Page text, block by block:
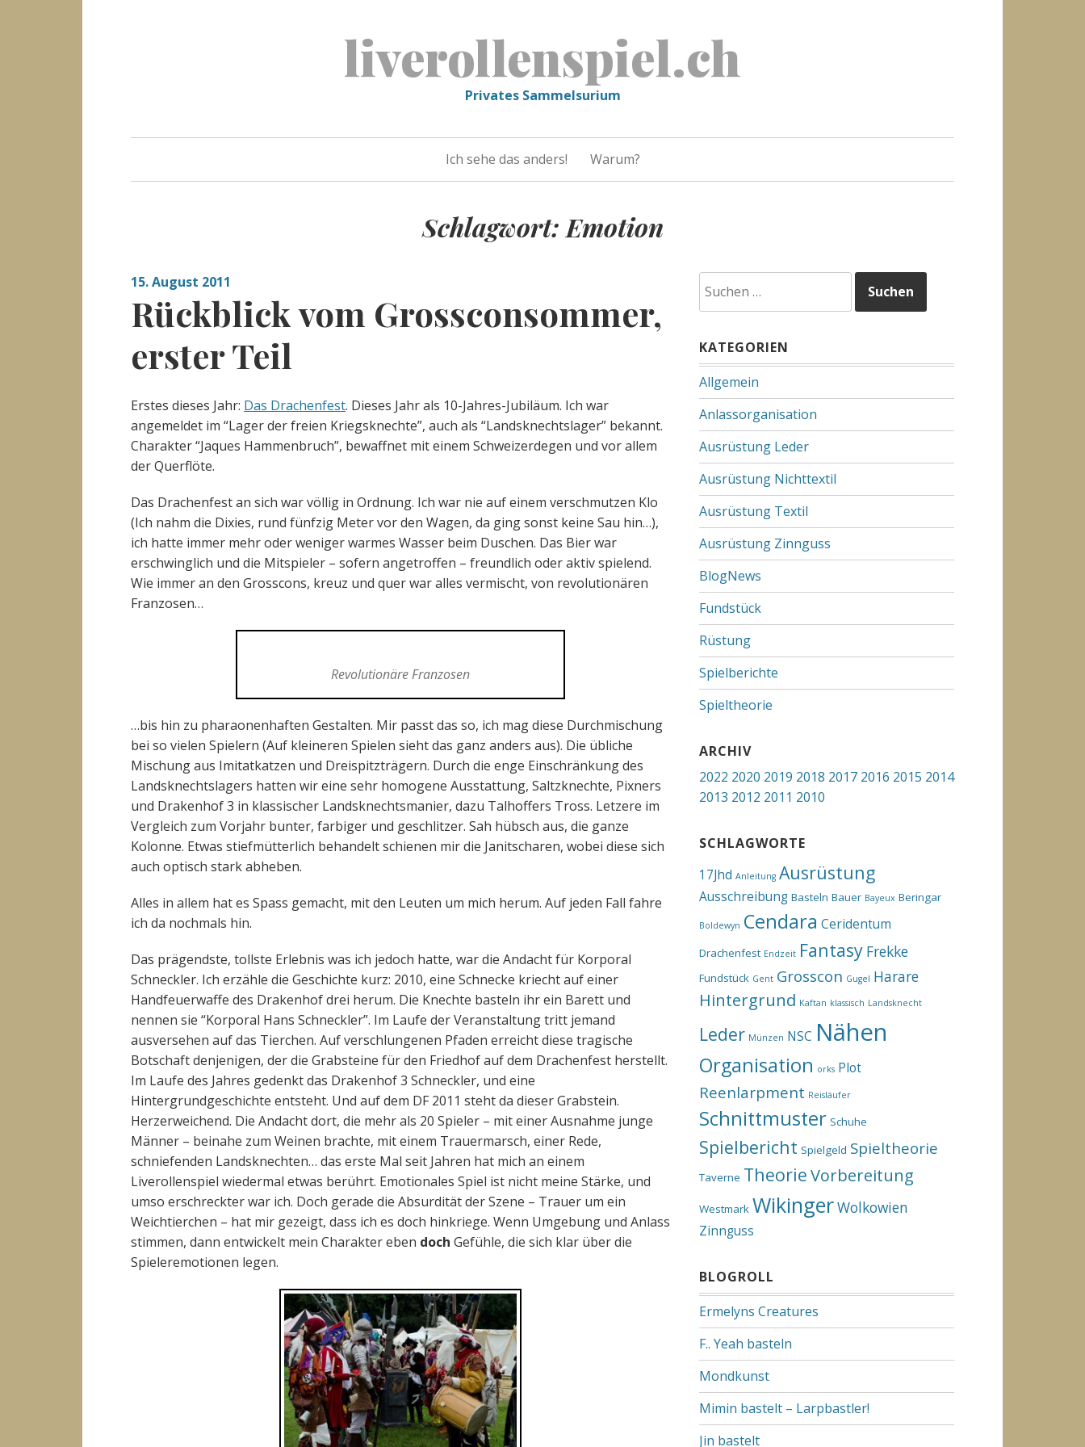
liverollenspiel.ch
Privates Sammelsurium
Ich sehe das anders! Warum?
Schlagwort: Emotion
15. August 2011
Rückblick vom Grossconsommer,
erster Teil
Erstes dieses Jahr: Das Drachenfest. Dieses Jahr als 10-Jahres-Jubiläum. Ich war
angemeldet im “Lager der freien Kriegsknechte”, auch als “Landsknechtslager” bekannt.
Charakter “Jaques Hammenbruch”, bewaffnet mit einem Schweizerdegen und vor allem
der Querflöte.
Das Drachenfest an sich war völlig in Ordnung. Ich war nie auf einem verschmutzen Klo
(Ich nahm die Dixies, rund fünfzig Meter vor den Wagen, da ging sonst keine Sau hin…),
ich hatte immer mehr oder weniger warmes Wasser beim Duschen. Das Bier war
erschwinglich und die Mitspieler – sofern angetroffen – freundlich oder aktiv spielend.
Wie immer an den Grosscons, kreuz und quer war alles vermischt, von revolutionären
Franzosen…
Revolutionäre Franzosen
…bis hin zu pharaonenhaften Gestalten. Mir passt das so, ich mag diese Durchmischung
bei so vielen Spielern (Auf kleineren Spielen sieht das ganz anders aus). Die übliche
Mischung aus Imitatkatzen und Dreispitzträgern. Durch die enge Einschränkung des
Landsknechtslagers hatten wir eine sehr homogene Ausstattung, Saltzknechte, Pixners
und Drakenhof 3 in klassischer Landsknechtsmanier, dazu Talhoffers Tross. Letzere im
Vergleich zum Vorjahr bunter, farbiger und geschlitzer. Sah hübsch aus, die ganze
Kolonne. Etwas stiefmütterlich behandelt schienen mir die Janitscharen, wobei diese sich
auch optisch stark abheben.
Alles in allem hat es Spass gemacht, mit den Leuten um mich herum. Auf jeden Fall fahre
ich da nochmals hin.
Das prägendste, tollste Erlebnis was ich jedoch hatte, war die Andacht für Korporal
Schneckler. Ich erzähle die Geschichte kurz: 2010, eine Schnecke kriecht auf einer
Handfeuerwaffe des Drakenhof drei herum. Die Knechte basteln ihr ein Barett und
nennen sie “Korporal Hans Schneckler”. Im Laufe der Veranstaltung tritt jemand
ausversehen auf das Tierchen. Auf verschlungenen Pfaden erreicht diese tragische
Botschaft denjenigen, der die Grabsteine für den Friedhof auf dem Drachenfest herstellt.
Im Laufe des Jahres gedenkt das Drakenhof 3 Schneckler, und eine
Hintergrundgeschichte entsteht. Und auf dem DF 2011 steht da dieser Grabstein.
Herzerweichend. Die Andacht dort, die mehr als 20 Spieler – mit einer Ausnahme junge
Männer – beinahe zum Weinen brachte, mit einem Trauermarsch, einer Rede,
schniefenden Landsknechten… das erste Mal seit Jahren hat mich an einem
Liverollenspiel wiedermal etwas berührt. Emotionales Spiel ist nicht meine Stärke, und
umso erschreckter war ich. Doch gerade die Absurdität der Szene – Trauer um ein
Weichtierchen – hat mir gezeigt, dass ich es doch hinkriege. Wenn Umgebung und Anlass
stimmen, dann entwickelt mein Charakter eben doch Gefühle, die sich klar über die
Spieleremotionen legen.
nach:
KATEGORIEN
Allgemein
Anlassorganisation
Ausrüstung Leder
Ausrüstung Nichttextil
Ausrüstung Textil
Ausrüstung Zinnguss
BlogNews
Fundstück
Rüstung
Spielberichte
Spieltheorie
ARCHIV
2022 2020 2019 2018 2017 2016 2015 2014
2013 2012 2011 2010
SCHLAGWORTE
17Jhd Anleitung Ausrüstung
Ausschreibung Basteln Bauer Bayeux Beringar
Boldewyn Cendara Ceridentum
Drachenfest Endzeit Fantasy Frekke
Fundstück Gent Grosscon Gugel Harare
Hintergrund Kaftan klassisch Landsknecht
Leder Münzen NSC Nähen
Organisation orks Plot
Reenlarpment Reisläufer
Schnittmuster Schuhe
Spielbericht Spielgeld Spieltheorie
Taverne TheorieVorbereitung
Westmark WikingerWolkowien
Zinnguss
BLOGROLL
Ermelyns Creatures
F.. Yeah basteln
Mondkunst
Mimin bastelt – Larpbastler!
Jin bastelt